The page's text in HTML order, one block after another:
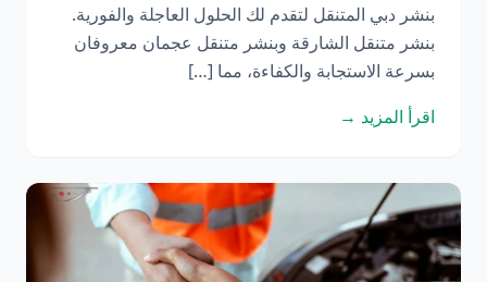
بنشر دبي المتنقل لتقدم لك الحلول العاجلة والفورية.
بنشر متنقل الشارقة وبنشر متنقل عجمان معروفان
بسرعة الاستجابة والكفاءة، مما […]
اقرأ المزيد →